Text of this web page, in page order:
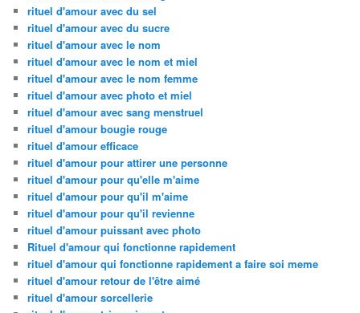
rituel d'amour avec du sel
rituel d'amour avec du sucre
rituel d'amour avec le nom
rituel d'amour avec le nom et miel
rituel d'amour avec le nom femme
rituel d'amour avec photo et miel
rituel d'amour avec sang menstruel
rituel d'amour bougie rouge
rituel d'amour efficace
rituel d'amour pour attirer une personne
rituel d'amour pour qu'elle m'aime
rituel d'amour pour qu'il m'aime
rituel d'amour pour qu'il revienne
rituel d'amour puissant avec photo
Rituel d'amour qui fonctionne rapidement
rituel d'amour qui fonctionne rapidement a faire soi meme
rituel d'amour retour de l'être aimé
rituel d'amour sorcellerie